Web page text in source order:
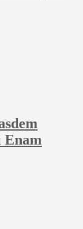
Enam